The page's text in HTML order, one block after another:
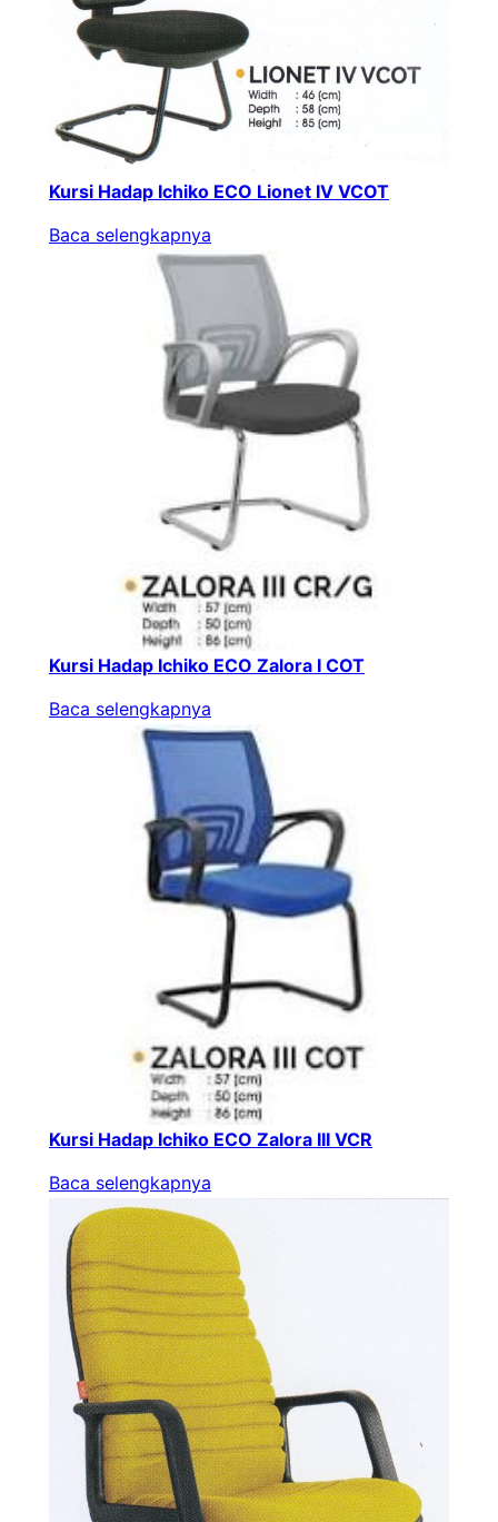
Kursi Hadap Ichiko ECO Lionet IV VCOT
Baca selengkapnya
Kursi Hadap Ichiko ECO Zalora I COT
Baca selengkapnya
Kursi Hadap Ichiko ECO Zalora III VCR
Baca selengkapnya